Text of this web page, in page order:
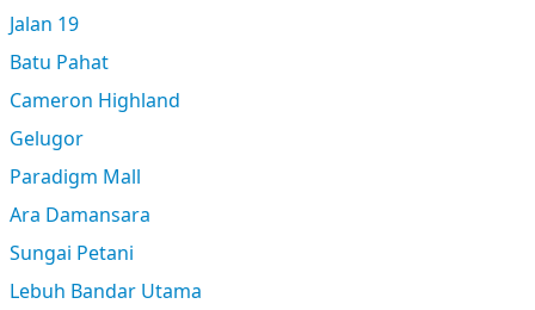
Jalan 19
Batu Pahat
Cameron Highland
Gelugor
Paradigm Mall
Ara Damansara
Sungai Petani
Lebuh Bandar Utama